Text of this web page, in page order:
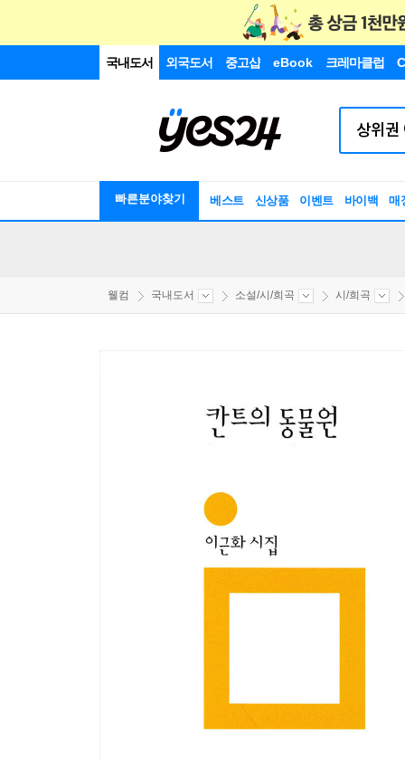
국내도서 외국도서 중고샵 eBook 크레마클럽
빠른분야찾기 베스트 신상품 이벤트 바이백 매
웰컴 국내도서 소설/시/희곡 시/희곡